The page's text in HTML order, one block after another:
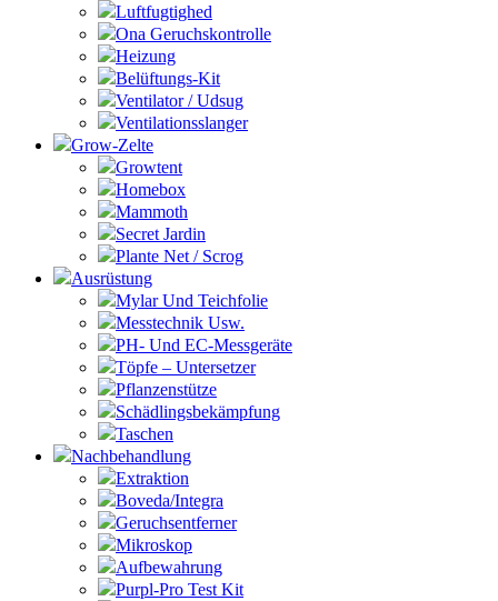
Luftfugtighed
Ona Geruchskontrolle
Heizung
Belüftungs-Kit
Ventilator / Udsug
Ventilationsslanger
Grow-Zelte
Growtent
Homebox
Mammoth
Secret Jardin
Plante Net / Scrog
Ausrüstung
Mylar Und Teichfolie
Messtechnik Usw.
PH- Und EC-Messgeräte
Töpfe – Untersetzer
Pflanzenstütze
Schädlingsbekämpfung
Taschen
Nachbehandlung
Extraktion
Boveda/Integra
Geruchsentferner
Mikroskop
Aufbewahrung
Purpl-Pro Test Kit